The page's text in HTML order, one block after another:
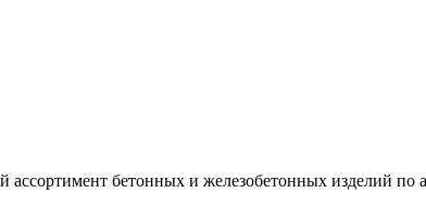
бетонных и железобетонных изделий по